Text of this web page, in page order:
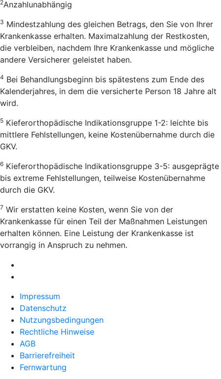
2Anzahlunabhängig
3 Mindestzahlung des gleichen Betrags, den Sie von Ihrer
Krankenkasse erhalten. Maximalzahlung der Restkosten,
die verbleiben, nachdem Ihre Krankenkasse und mögliche
andere Versicherer geleistet haben.
4 Bei Behandlungsbeginn bis spätestens zum Ende des
Kalenderjahres, in dem die versicherte Person 18 Jahre alt
wird.
5 Kieferorthopädische Indikationsgruppe 1-2: leichte bis
mittlere Fehlstellungen, keine Kostenübernahme durch die
GKV.
6 Kieferorthopädische Indikationsgruppe 3-5: ausgeprägte
bis extreme Fehlstellungen, teilweise Kostenübernahme
durch die GKV.
7 Wir erstatten keine Kosten, wenn Sie von der
Krankenkasse für einen Teil der Maßnahmen Leistungen
erhalten können. Eine Leistung der Krankenkasse ist
vorrangig in Anspruch zu nehmen.
Impressum
Datenschutz
Nutzungsbedingungen
Rechtliche Hinweise
AGB
Barrierefreiheit
Fernwartung